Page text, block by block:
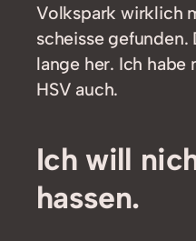
Volkspark wirklich
scheisse gefunden.
lange her. Ich
HSV auch.
Ich will
hassen.